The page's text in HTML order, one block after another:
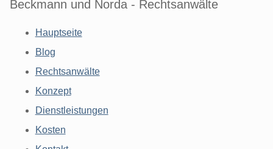
Beckmann und Norda - Rechtsanwälte
Hauptseite
Blog
Rechtsanwälte
Konzept
Dienstleistungen
Kosten